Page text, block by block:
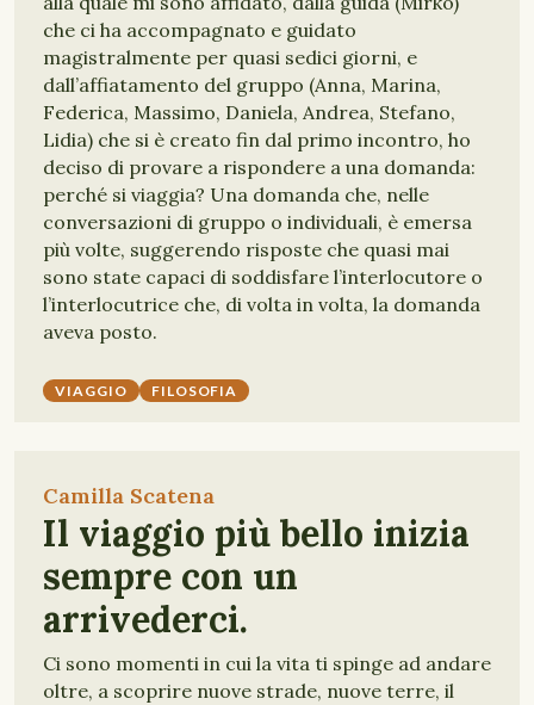
che ci ha accompagnato e guidato
magistralmente per quasi sedici giorni, e
dall’affiatamento del gruppo (Anna, Marina,
Federica, Massimo, Daniela, Andrea, Stefano,
Lidia) che si è creato fin dal primo incontro, ho
deciso di provare a rispondere a una domanda:
perché si viaggia? Una domanda che, nelle
conversazioni di gruppo o individuali, è emersa
più volte, suggerendo risposte che quasi mai
sono state capaci di soddisfare l’interlocutore o
l’interlocutrice che, di volta in volta, la domanda
aveva posto.
VIAGGIO FILOSOFIA
Camilla Scatena
Il viaggio più bello inizia
sempre con un
arrivederci.
Ci sono momenti in cui la vita ti spinge ad andare
oltre, a scoprire nuove strade, nuove terre, il